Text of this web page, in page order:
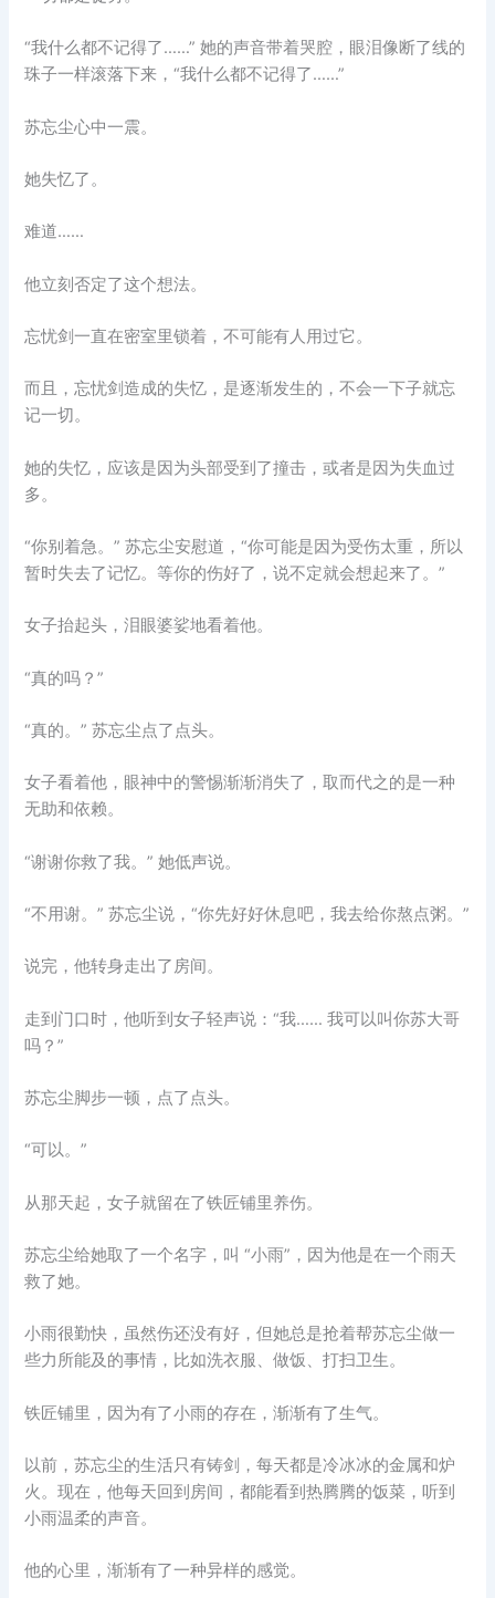
“我什么都不记得了……” 她的声音带着哭腔，眼泪像断了线的
珠子一样滚落下来，“我什么都不记得了……”
苏忘尘心中一震。
她失忆了。
难道……
他立刻否定了这个想法。
忘忧剑一直在密室里锁着，不可能有人用过它。
而且，忘忧剑造成的失忆，是逐渐发生的，不会一下子就忘
记一切。
她的失忆，应该是因为头部受到了撞击，或者是因为失血过
多。
“你别着急。” 苏忘尘安慰道，“你可能是因为受伤太重，所以
暂时失去了记忆。等你的伤好了，说不定就会想起来了。”
女子抬起头，泪眼婆娑地看着他。
“真的吗？”
“真的。” 苏忘尘点了点头。
女子看着他，眼神中的警惕渐渐消失了，取而代之的是一种
无助和依赖。
“谢谢你救了我。” 她低声说。
“不用谢。” 苏忘尘说，“你先好好休息吧，我去给你熬点粥。”
说完，他转身走出了房间。
走到门口时，他听到女子轻声说：“我…… 我可以叫你苏大哥
吗？”
苏忘尘脚步一顿，点了点头。
“可以。”
从那天起，女子就留在了铁匠铺里养伤。
苏忘尘给她取了一个名字，叫 “小雨”，因为他是在一个雨天
救了她。
小雨很勤快，虽然伤还没有好，但她总是抢着帮苏忘尘做一
些力所能及的事情，比如洗衣服、做饭、打扫卫生。
铁匠铺里，因为有了小雨的存在，渐渐有了生气。
以前，苏忘尘的生活只有铸剑，每天都是冷冰冰的金属和炉
火。现在，他每天回到房间，都能看到热腾腾的饭菜，听到
小雨温柔的声音。
他的心里，渐渐有了一种异样的感觉。